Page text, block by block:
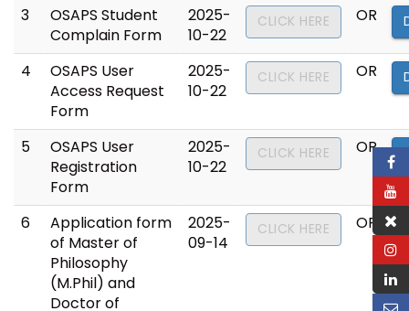
3
OSAPS Student
Complain Form
2025-
10-22
CLICK HERE OR
4
OSAPS User
Access Request
Form
2025-
10-22
CLICK HERE OR
5
OSAPS User
Registration
Form
2025-
10-22
CLICK HERE OR
6
Application form
of Master of
Philosophy
(M.Phil) and
Doctor of
2025-
09-14
CLICK HERE OR